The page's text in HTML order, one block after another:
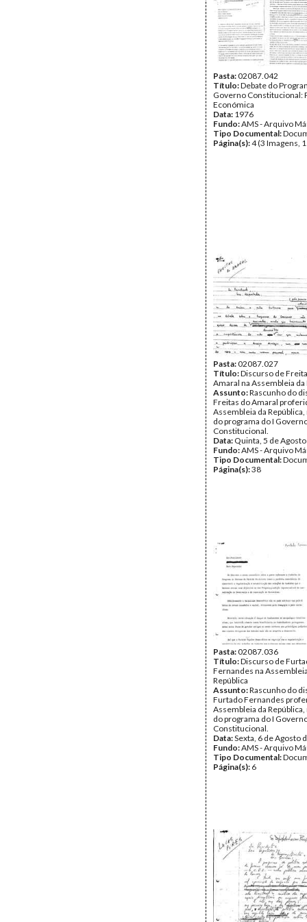
Pasta:02087.042
Título:Debate do
Governo Constitucional:
Económica
Data: 1976
Fundo:AMS - Arquivo
Tipo Documental:
Página(s):4 (3 Imagens,
Pasta:02087.027
Título:Discurso de
Amaral na Assembleia da
Assunto:Rascunho do
Freitas do Amaral
Assembleia da
do programa do I
Constitucional.
Data: Quinta, 5 de
Fundo:AMS - Arquivo
Tipo Documental:
Página(s):38
Pasta:02087.036
Título:Discurso de
Fernandes na
República
Assunto:Rascunho do
Furtado Fernandes
Assembleia da
do programa do I
Constitucional.
Data:Sexta, 6 de Agosto
Fundo:AMS - Arquivo
Tipo Documental:
Página(s): 6